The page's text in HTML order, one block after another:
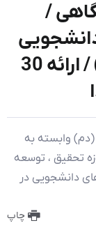
/
در مرکز درمان در منزل (دم) / ارائه 30
(دم) وابسته به
تحقیق ، توسعه
دانشجویی در
چاپ